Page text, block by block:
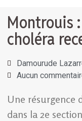
Montrouis
choléra
Damourude
Aucun
Une résurgence
dans la 2e